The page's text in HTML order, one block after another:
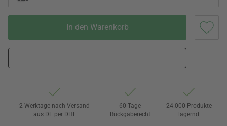
In den Warenkorb
2 Werktage nach Versand
aus DE per DHL
60 Tage
Rückgaberecht
24.000 Produkte
lagernd